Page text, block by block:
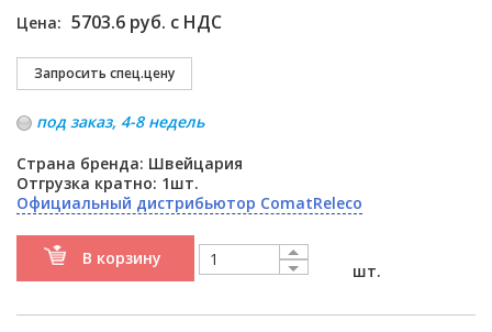
Цена: 5703.6 руб. с НДС
под заказ, 4-8 недель
Страна бренда: Швейцария
Отгрузка кратно: 1шт.
Официальный дистрибьютор ComatReleco
В корзину
шт.